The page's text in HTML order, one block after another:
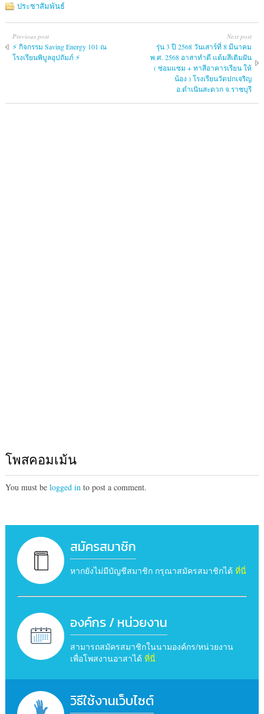
ประชาสัมพันธ์
Previous post
⚡ กิจกรรม Saving Energy 101 ณ
โรงเรียนพิบูลอุปถัมภ์ ⚡
Next post
รุ่น 3 ปี 2568 วันเสาร์ที่ 8 มีนาคม
พ.ศ. 2568 อาสาทำดี แต้มสีเติมฝัน
( ซ่อมแซม + ทาสีอาคารเรียน ให้
น้อง ) โรงเรียนวัดปกเจริญ
อ.ดำเนินสะดวก จ.ราชบุรี
โพสคอมเม้น
You must be logged into post a comment.
สมัครสมาชิก
หากยังไม่มีบัญชีสมาชิก กรุณาสมัครสมาชิกได้ ที่นี่
องค์กร / หน่วยงาน
สามารถสมัครสมาชิกในนามองค์กร/หน่วยงาน
เพื่อโพสงานอาสาได้ ที่นี่
วิธีใช้งานเว็บไซต์